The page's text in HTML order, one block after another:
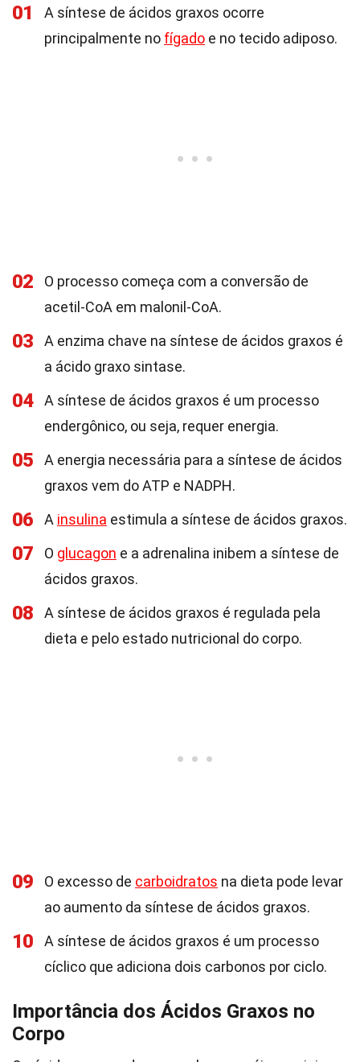
01
A síntese de ácidos graxos ocorre
principalmente no fígado e no tecido adiposo.
02
O processo começa com a conversão de
acetil-CoA em malonil-CoA.
03
A enzima chave na síntese de ácidos graxos é
a ácido graxo sintase.
04
A síntese de ácidos graxos é um processo
endergônico, ou seja, requer energia.
05
A energia necessária para a síntese de ácidos
graxos vem do ATP e NADPH.
06 A insulina estimula a síntese de ácidos graxos.
07 O glucagon e a adrenalina inibem a síntese de
ácidos graxos.
08
A síntese de ácidos graxos é regulada pela
dieta e pelo estado nutricional do corpo.
09 O excesso de carboidratos na dieta pode levar
ao aumento da síntese de ácidos graxos.
10
A síntese de ácidos graxos é um processo
cíclico que adiciona dois carbonos por ciclo.
Importância dos Ácidos Graxos no
Corpo